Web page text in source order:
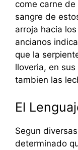
come carne
sangre de
arroja hacia
ancianos
que la
lloveria, en
tambien las
El
Segun
determinado